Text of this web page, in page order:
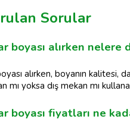
Sorular
boyası alırken
alırken, boyanın kalitesi,
mı yoksa dış mekan mı
boyası fiyatları ne